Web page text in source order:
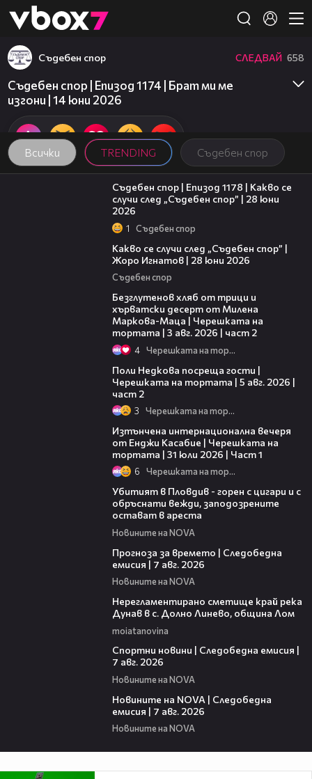
👾
Всички TRENDING Съдебен спор
Съдебен спор СЛЕДВАЙ 658
Съдебен спор | Епизод 1174 | Брат ми ме
изгони | 14 юни 2026
47:02
Съдебен спор | Епизод 1178 | Какво се
случи след „Съдебен спор” | 28 юни
2026
1 Съдебен спор
Какво се случи след „Съдебен спор” |
Жоро Игнатов | 28 юни 2026
Съдебен спор
Безглутенов хляб от трици и
хърватски десерт от Милена
Маркова-Маца | Черешката на
тортата | 3 авг. 2026 | част 2
4 Черешката на тортата
Поли Недкова посреща гости |
Черешката на тортата | 5 авг. 2026 |
част 2
3 Черешката на тортата
Изтънчена интернационална вечеря
от Енджи Касабие | Черешката на
тортата | 31 юли 2026 | Част 1
6 Черешката на тортата
Убитият в Пловдив - горен с цигари и с
обръснати вежди, заподозрените
остават в ареста
Новините на NOVA
Прогноза за времето | Следобедна
емисия | 7 авг. 2026
Новините на NOVA
Нерегламентирано сметище край река
Дунав в с. Долно Линево, община Лом
moiatanovina
Спортни новини | Следобедна емисия |
7 авг. 2026
Новините на NOVA
Новините на NOVA | Следобедна
емисия | 7 авг. 2026
Новините на NOVA